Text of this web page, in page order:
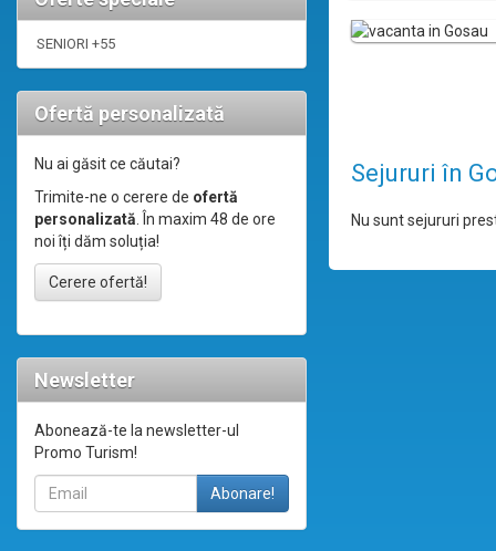
SENIORI +55
Ofertă personalizată
Nu ai găsit ce căutai?
Trimite-ne o cerere de ofertă
personalizată. În maxim 48 de ore
noi îți dăm soluția!
Cerere ofertă!
Newsletter
Abonează-te la newsletter-ul
Promo Turism!
Sejururi în
Nu sunt sejururi